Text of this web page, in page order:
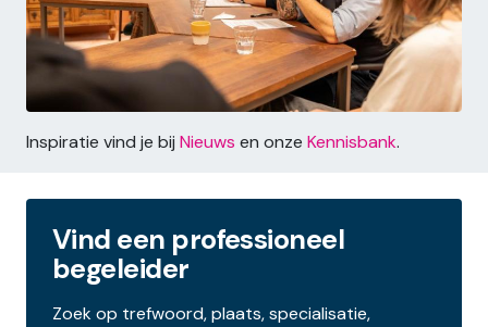
Inspiratie vind je bij Nieuws en onze Kennisbank.
Vind een professioneel
begeleider
Zoek op trefwoord, plaats, specialisatie,